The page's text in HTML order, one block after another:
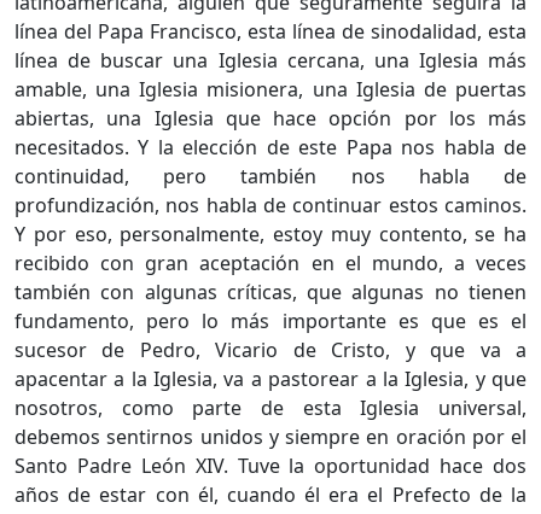
línea del Papa Francisco, esta línea de sinodalidad, esta
línea de buscar una Iglesia cercana, una Iglesia más
amable, una Iglesia misionera, una Iglesia de puertas
abiertas, una Iglesia que hace opción por los más
necesitados. Y la elección de este Papa nos habla de
continuidad, pero también nos habla de
profundización, nos habla de continuar estos caminos.
Y por eso, personalmente, estoy muy contento, se ha
recibido con gran aceptación en el mundo, a veces
también con algunas críticas, que algunas no tienen
fundamento, pero lo más importante es que es el
sucesor de Pedro, Vicario de Cristo, y que va a
apacentar a la Iglesia, va a pastorear a la Iglesia, y que
nosotros, como parte de esta Iglesia universal,
debemos sentirnos unidos y siempre en oración por el
Santo Padre León XIV. Tuve la oportunidad hace dos
años de estar con él, cuando él era el Prefecto de la